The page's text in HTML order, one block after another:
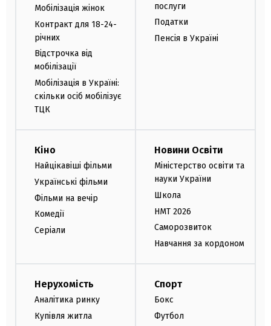
Мобілізація жінок
Контракт для 18-24-
річних
Відстрочка від
мобілізації
Мобілізація в Україні:
скільки осіб мобілізує
ТЦК
послуги
Податки
Пенсія в Україні
Кіно
Найцікавіші фільми
Українські фільми
Фільми на вечір
Комедії
Серіали
Новини Освіти
Міністерство освіти та
науки України
Школа
НМТ 2026
Саморозвиток
Навчання за кордоном
Нерухомість
Аналітика ринку
Купівля житла
Спорт
Бокс
Футбол